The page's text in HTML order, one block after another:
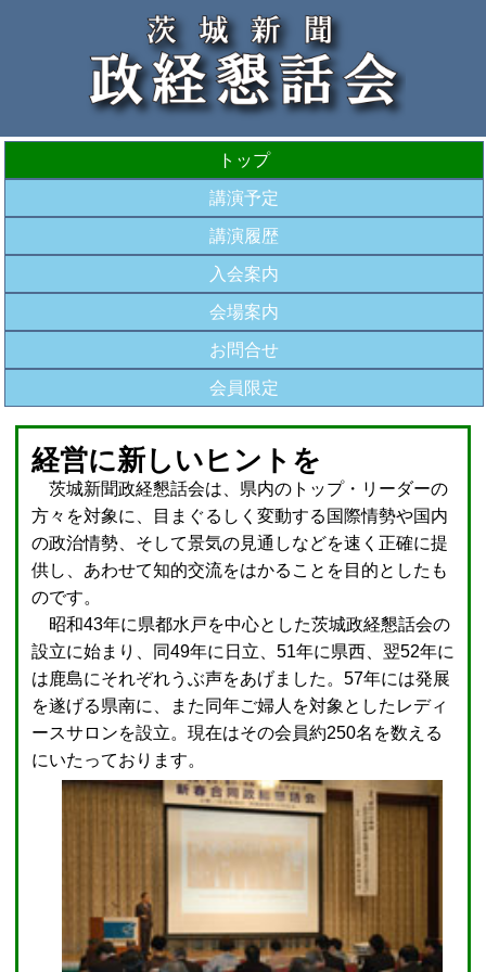
トップ
講演予定
講演履歴
入会案内
会場案内
お問合せ
会員限定
経営に新しいヒントを
茨城新聞政経懇話会は、県内のトップ・リーダーの
方々を対象に、目まぐるしく変動する国際情勢や国内
の政治情勢、そして景気の見通しなどを速く正確に提
供し、あわせて知的交流をはかることを目的としたも
のです。
昭和43年に県都水戸を中心とした茨城政経懇話会の
設立に始まり、同49年に日立、51年に県西、翌52年に
は鹿島にそれぞれうぶ声をあげました。57年には発展
を遂げる県南に、また同年ご婦人を対象としたレディ
ースサロンを設立。現在はその会員約250名を数える
にいたっております。